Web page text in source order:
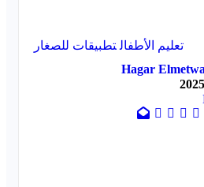
تعليم الأطفال تطبيقات للصغار
Hagar